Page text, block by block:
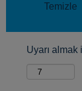
Temizle
Uyarı almak